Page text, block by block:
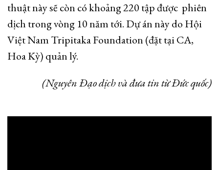
thuật này sẽ còn có khoảng 220 tập được phiên
dịch trong vòng 10 năm tới. Dự án này do Hội
Việt Nam Tripitaka Foundation (đặt tại CA,
Hoa Kỳ) quản lý.
(Nguyên Đạo dịch và đưa tin từ Đức quốc)